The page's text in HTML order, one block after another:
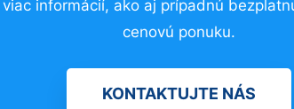
informácií, ako aj prípadnú
cenovú ponuku.
KONTAKTUJTE NÁS